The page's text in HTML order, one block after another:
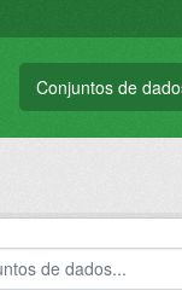
Conjuntos de